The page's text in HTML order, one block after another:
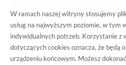
Wszystkie
W ramach naszej witryny stosujemy
usług na najwyższym poziomie, w tym
indywidualnych potrzeb. Korzystanie z
dotyczących cookies oznacza, że będą
urządzeniu końcowym. Możesz